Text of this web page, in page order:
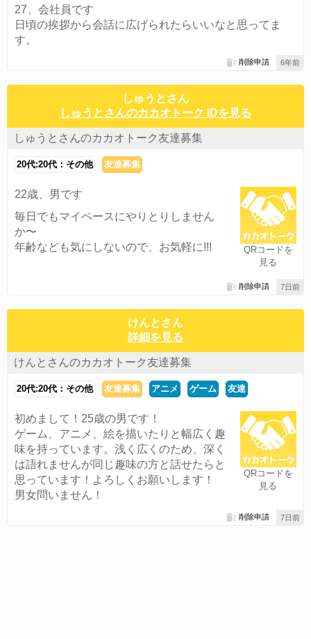
27、会社員です
日頃の挨拶から会話に広げられたらいいなと思ってま
す。
6年前
削除申請
しゅうとさん
しゅうとさんのカカオトーク IDを見る
しゅうとさんのカカオトーク友達募集
20代:20代：その他 友達募集
QRコードを
見る
22歳、男です
毎日でもマイペースにやりとりしません
か〜
年齢なども気にしないので、お気軽に!!!
7日前
削除申請
けんとさん
詳細を見る
けんとさんのカカオトーク友達募集
20代:20代：その他 友達募集 アニメ ゲーム 友達
QRコードを
見る
初めまして！25歳の男です！
ゲーム、アニメ、絵を描いたりと幅広く趣
味を持っています。浅く広くのため、深く
は語れませんが同じ趣味の方と話せたらと
思っています！よろしくお願いします！
男女問いません！
7日前
削除申請